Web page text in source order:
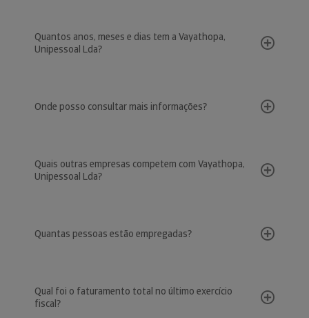
Quantos anos, meses e dias tem a Vayathopa,
Unipessoal Lda?
Onde posso consultar mais informações?
Quais outras empresas competem com Vayathopa,
Unipessoal Lda?
Quantas pessoas estão empregadas?
Qual foi o faturamento total no último exercício
fiscal?